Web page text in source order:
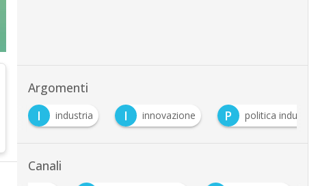
Argomenti
I industria I innovazione P politica industriale
Canali